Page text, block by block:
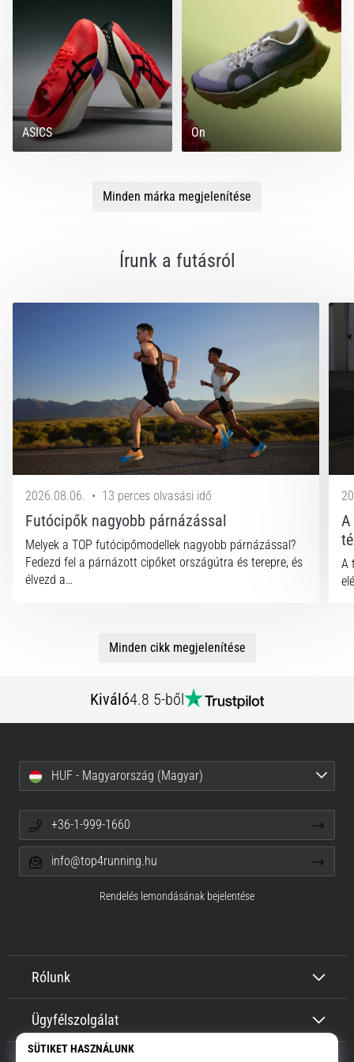
ASICS On
Minden márka megjelenítése
Írunk a futásról
2026.08.06. • 13 perces olvasási idő
Futócipők nagyobb párnázással
Melyek a TOP futócipőmodellek nagyobb párnázással?
Fedezd fel a párnázott cipőket országútra és terepre, és
élvezd a…
A
Minden cikk megjelenítése
Kiváló4.8 5-ből
Rólunk
Ügyfélszolgálat
HUF - Magyarország (Magyar)
+36-1-999-1660
info@top4running.hu
Rendelés lemondásának bejelentése